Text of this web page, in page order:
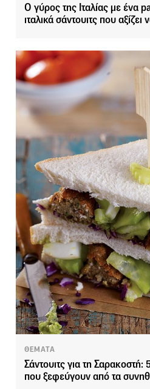
Ο γύρος της Ιταλίας με ένα
ιταλικά σάντουιτς που αξίζει
ΘΕΜΑΤΑ
Σάντουιτς για τη Σαρακοστή:
που ξεφεύγουν από τα